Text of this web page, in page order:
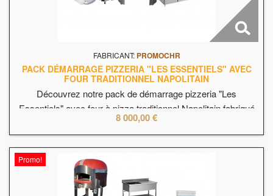
FABRICANT: PROMOCHR
PACK DÉMARRAGE PIZZERIA "LES ESSENTIELS" AVEC
FOUR TRADITIONNEL NAPOLITAIN
Découvrez notre pack de démarrage pizzeria "Les
Essentiels" avec four à pizza traditionnel Napolitain fabriqué
en Italie. La base pour bien débuter ou équiper un coin pizza
dans votre établissement de restauration rapidement avec un
four statique traditionnel Napolitain.
8 000,00 €
Promo!